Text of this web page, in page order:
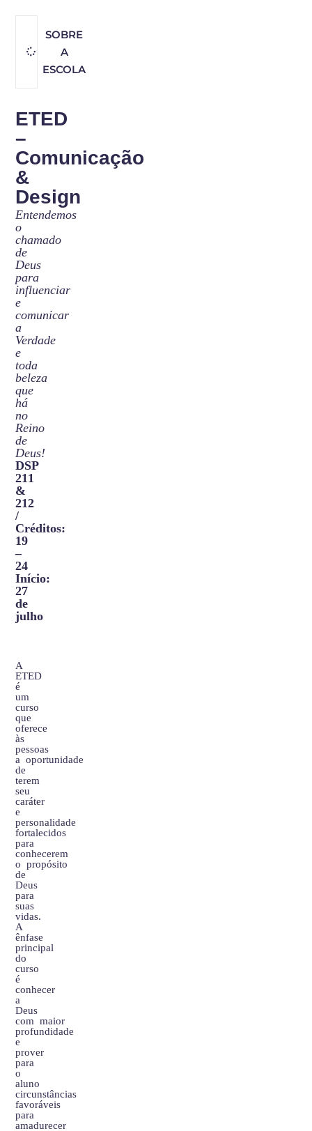
SOBRE
A
ESCOLA
ETED
–
Comunicação
&
Design
Entendemos
o
chamado
de
Deus
para
influenciar
e
comunicar
a
Verdade
e
toda
beleza
que
há
no
Reino
de
Deus!
DSP
211
&
212
/
Créditos:
19
–
24
Início:
27
de
julho
A
ETED
é
um
curso
que
oferece
às
pessoas
a oportunidade
de
terem
seu
caráter
e
personalidade
fortalecidos
para
conhecerem
o propósito
de
Deus
para
suas
vidas.
A
ênfase
principal
do
curso
é
conhecer
a
Deus
com maior
profundidade
e
prover
para
o
aluno
circunstâncias
favoráveis
para
amadurecer